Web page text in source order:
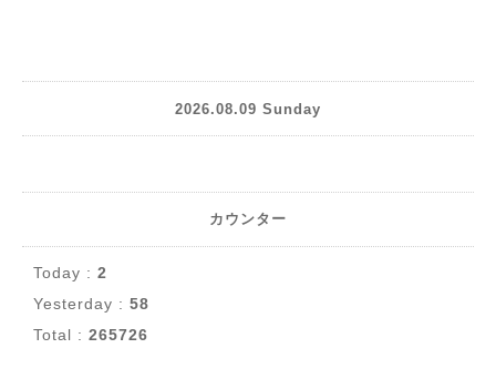
2026.08.09 Sunday
カウンター
Today : 2
Yesterday : 58
Total : 265726